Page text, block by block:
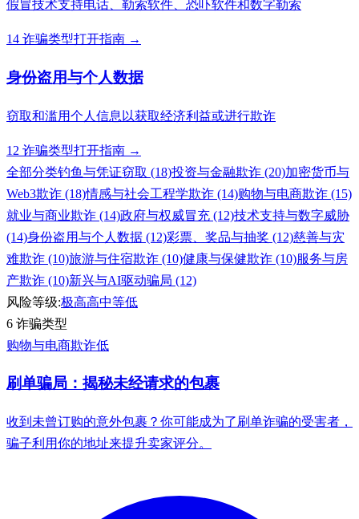
假冒技术支持电话、勒索软件、恐吓软件和数字勒索
14 诈骗类型打开指南 →
身份盗用与个人数据
窃取和滥用个人信息以获取经济利益或进行欺诈
12 诈骗类型打开指南 →
全部分类钓鱼与凭证窃取 (18)投资与金融欺诈 (20)加密货币与
Web3欺诈 (18)情感与社会工程学欺诈 (14)购物与电商欺诈 (15)
就业与商业欺诈 (14)政府与权威冒充 (12)技术支持与数字威胁
(14)身份盗用与个人数据 (12)彩票、奖品与抽奖 (12)慈善与灾
难欺诈 (10)旅游与住宿欺诈 (10)健康与保健欺诈 (10)服务与房
产欺诈 (10)新兴与AI驱动骗局 (12)
风险等级:极高高中等低
6 诈骗类型
购物与电商欺诈低
刷单骗局：揭秘未经请求的包裹
收到未曾订购的意外包裹？你可能成为了刷单诈骗的受害者，
骗子利用你的地址来提升卖家评分。